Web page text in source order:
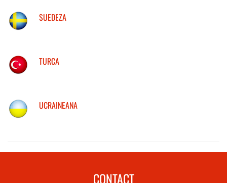
SUEDEZA
TURCA
UCRAINEANA
CONTACT